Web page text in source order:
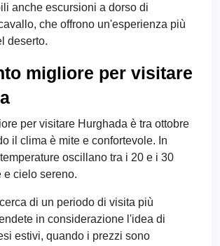
anche escursioni a dorso di
che offrono un'esperienza più
deserto.
migliore per visitare
per visitare Hurghada è tra ottobre
il clima è mite e confortevole. In
oscillano tra i 20 e i 30
e cielo sereno.
di un periodo di visita più
in considerazione l'idea di
estivi, quando i prezzi sono